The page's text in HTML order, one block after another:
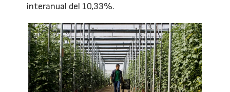
interanual del 10,33%.